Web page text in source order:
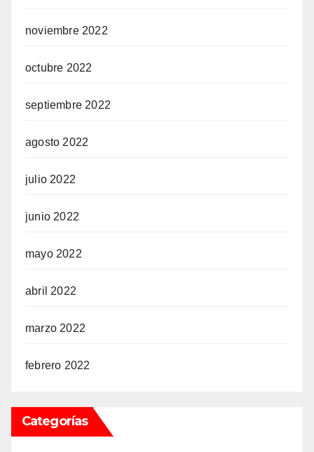
noviembre 2022
octubre 2022
septiembre 2022
agosto 2022
julio 2022
junio 2022
mayo 2022
abril 2022
marzo 2022
febrero 2022
Categorías